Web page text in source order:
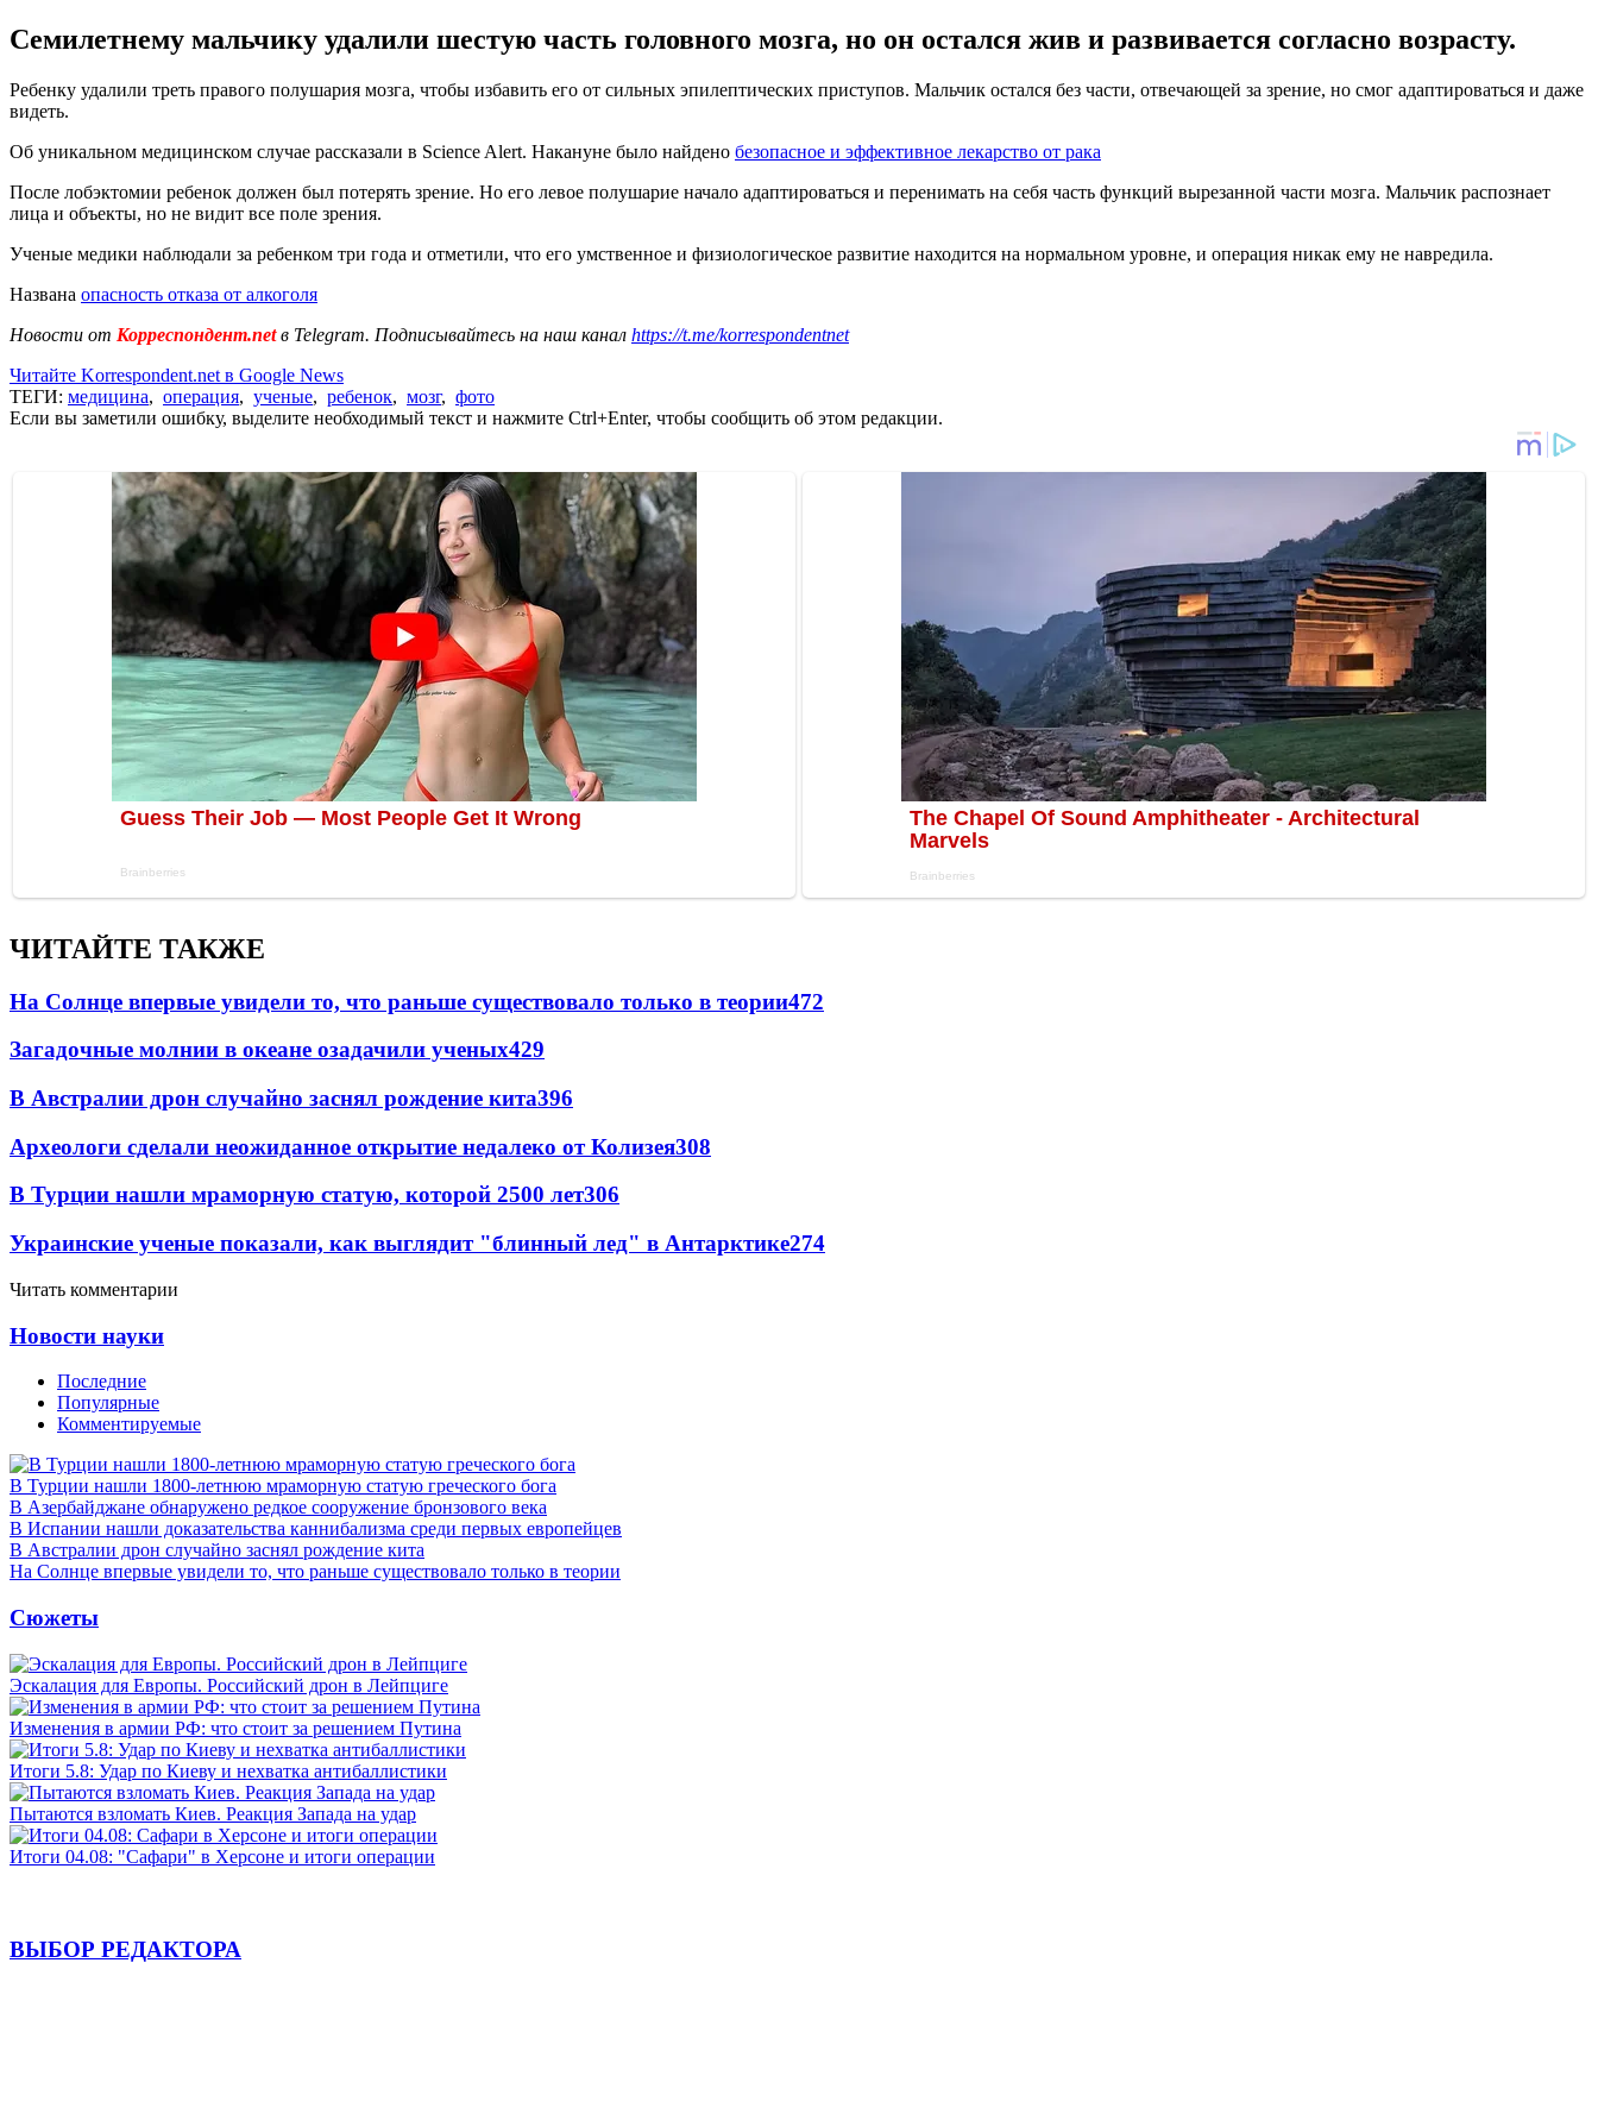
Семилетнему мальчику удалили шестую часть головного мозга, но он остался жив и развивается согласно возрасту.
Ребенку удалили треть правого полушария мозга, чтобы избавить его от сильных эпилептических приступов. Мальчик остался без части, отвечающей за зрение, но смог адаптироваться и даже
видеть.
Об уникальном медицинском случае рассказали в Science Alert. Накануне было найдено безопасное и эффективное лекарство от рака
После лобэктомии ребенок должен был потерять зрение. Но его левое полушарие начало адаптироваться и перенимать на себя часть функций вырезанной части мозга. Мальчик распознает
лица и объекты, но не видит все поле зрения.
Ученые медики наблюдали за ребенком три года и отметили, что его умственное и физиологическое развитие находится на нормальном уровне, и операция никак ему не навредила.
Названа опасность отказа от алкоголя
Новости от Корреспондент.netв Telegram. Подписывайтесь на наш канал https://t.me/korrespondentnet
Читайте Korrespondent.net в Google News
ТЕГИ: медицина, операция, ученые, ребенок, мозг, фото
Если вы заметили ошибку, выделите необходимый текст и нажмите Ctrl+Enter, чтобы сообщить об этом редакции.
ЧИТАЙТЕ ТАКЖЕ
На Солнце впервые увидели то, что раньше существовало только в теории472
Загадочные молнии в океане озадачили ученых429
В Австралии дрон случайно заснял рождение кита396
Археологи сделали неожиданное открытие недалеко от Колизея308
В Турции нашли мраморную статую, которой 2500 лет306
Украинские ученые показали, как выглядит "блинный лед" в Антарктике274
Читать комментарии
Новости науки
Последние
Популярные
Комментируемые
В Турции нашли 1800-летнюю мраморную статую греческого бога
В Азербайджане обнаружено редкое сооружение бронзового века
В Испании нашли доказательства каннибализма среди первых европейцев
В Австралии дрон случайно заснял рождение кита
На Солнце впервые увидели то, что раньше существовало только в теории
Сюжеты
Эскалация для Европы. Российский дрон в Лейпциге
Изменения в армии РФ: что стоит за решением Путина
Итоги 5.8: Удар по Киеву и нехватка антибаллистики
Пытаются взломать Киев. Реакция Запада на удар
Итоги 04.08: "Сафари" в Херсоне и итоги операции
ВЫБОР РЕДАКТОРА